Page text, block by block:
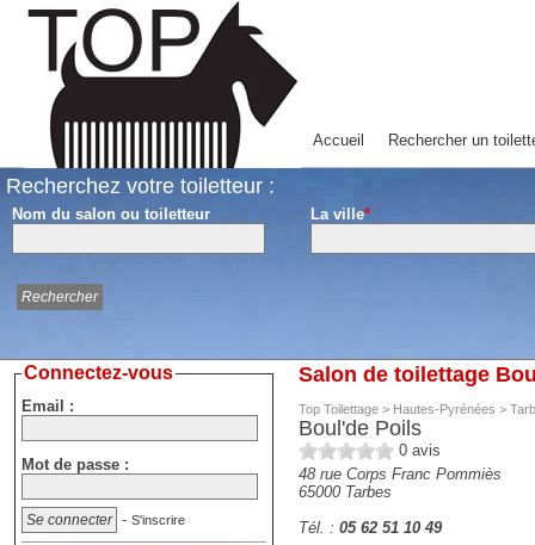
Accueil Rechercher un
Recherchez votre toiletteur :
Nom du salon ou toiletteur La ville*
Salon de toilettage
Top Toilettage > Hautes-Pyrénées >
Boul'de Poils
0 avis
48 rue Corps Franc Pommiès
65000 Tarbes
Tél. : 05 62 51 10 49
Connectez-vous
Email :
Mot de passe :
- S'inscrire